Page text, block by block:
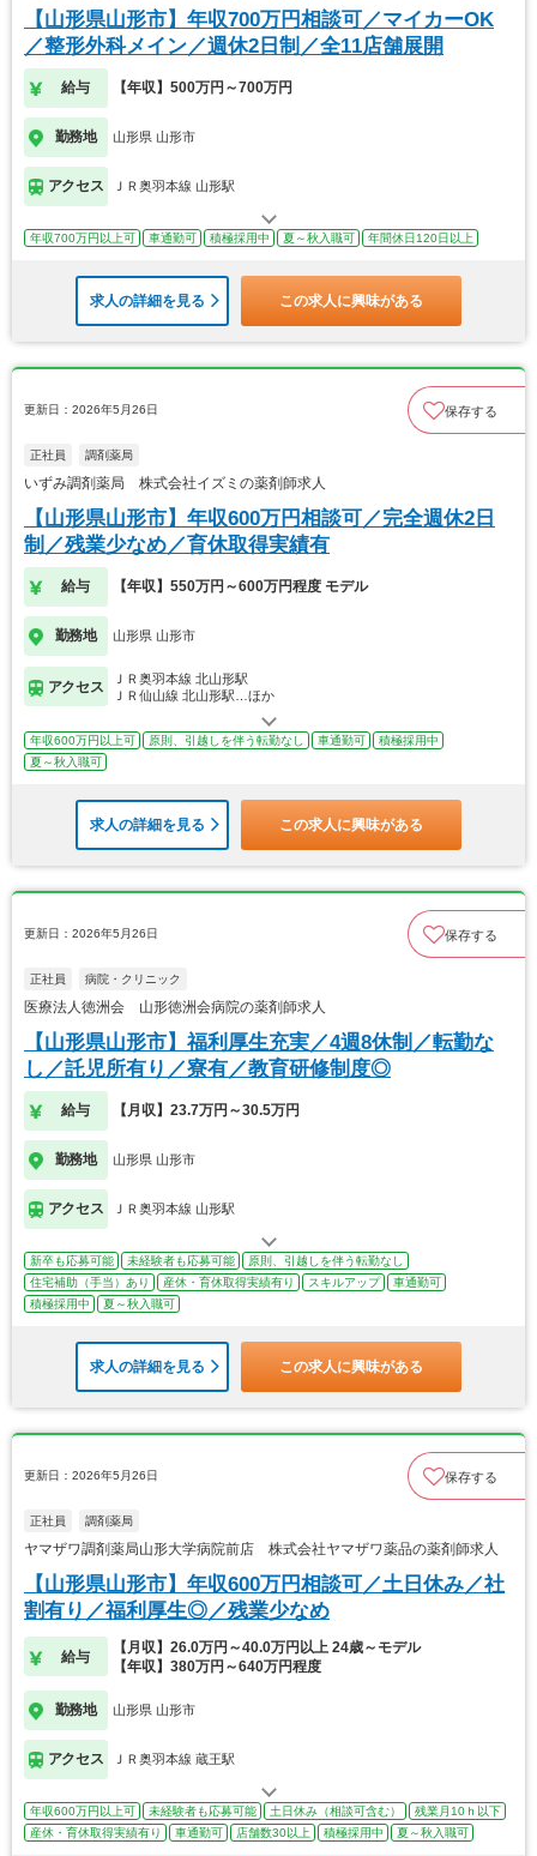
【山形県山形市】年収700万円相談可／マイカーOK
／整形外科メイン／週休2日制／全11店舗展開
給与 【年収】500万円～700万円
勤務地 山形県 山形市
アクセス ＪＲ奥羽本線 山形駅
年収700万円以上可 車通勤可 積極採用中 夏～秋入職可 年間休日120日以上
求人の詳細を見る この求人に興味がある
更新日：2026年5月26日 保存する
正社員 調剤薬局
いずみ調剤薬局 株式会社イズミの薬剤師求人
【山形県山形市】年収600万円相談可／完全週休2日
制／残業少なめ／育休取得実績有
給与 【年収】550万円～600万円程度 モデル
勤務地 山形県 山形市
アクセス
ＪＲ奥羽本線 北山形駅
ＪＲ仙山線 北山形駅…ほか
年収600万円以上可 原則、引越しを伴う転勤なし 車通勤可
積極採用中
夏～秋入職可
求人の詳細を見る この求人に興味がある
更新日：2026年5月26日 保存する
正社員 病院・クリニック
医療法人徳洲会 山形徳洲会病院の薬剤師求人
【山形県山形市】福利厚生充実／4週8休制／転勤な
し／託児所有り／寮有／教育研修制度◎
給与 【月収】23.7万円～30.5万円
勤務地 山形県 山形市
アクセス ＪＲ奥羽本線 山形駅
新卒も応募可能 未経験者も応募可能
原則、引越しを伴う転勤なし
住宅補助（手当）あり
産休・育休取得実績有り スキルアップ
車通勤可
積極採用中
夏～秋入職可
求人の詳細を見る この求人に興味がある
更新日：2026年5月26日 保存する
正社員 調剤薬局
ヤマザワ調剤薬局山形大学病院前店 株式会社ヤマザワ薬品の薬剤師求人
【山形県山形市】年収600万円相談可／土日休み／社
割有り／福利厚生◎／残業少なめ
給与
【月収】26.0万円～40.0万円以上 24歳～モデル
【年収】380万円～640万円程度
勤務地 山形県 山形市
アクセス ＪＲ奥羽本線 蔵王駅
年収600万円以上可 未経験者も応募可能 土日休み（相談可含む）
残業月10ｈ以下
産休・育休取得実績有り
車通勤可 店舗数30以上 積極採用中 夏～秋入職可